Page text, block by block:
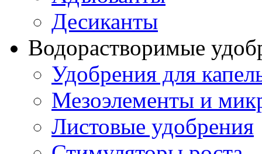
Десиканты
Водорастворимые
Удобрения для
Мезоэлементы и
Листовые удобрения